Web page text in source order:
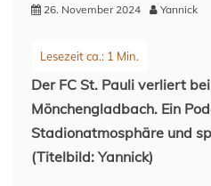
26. November 2024 Yannick
Der FC St. Pauli verliert
Mönchengladbach. Ein
Stadionatmosphäre und
(Titelbild: Yannick)